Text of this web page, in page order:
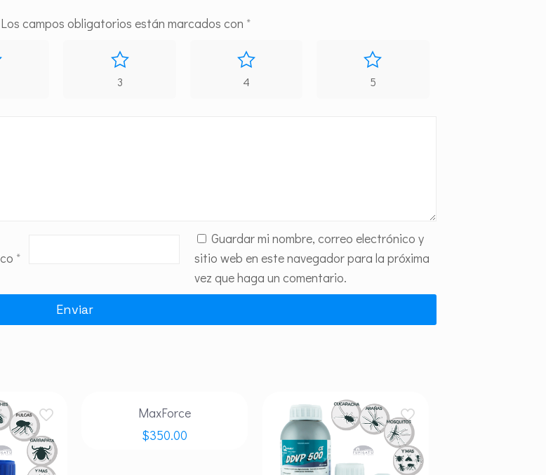
Los campos obligatorios están marcados con *
3 4 5
*
Guardar mi nombre, correo electrónico y
sitio web en este navegador para la próxima
vez que haga un comentario.
MaxForce
$350.00